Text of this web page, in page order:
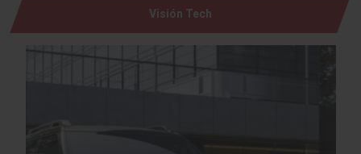
Visión Tech